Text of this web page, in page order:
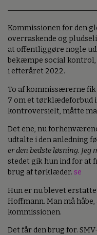
Kommissionen for den
overraskende og
at offentliggøre nogle
bekæmpe social kontrol,
i efteråret 2022.
To af kommissærerne fik
7 om et tørklædeforbud
kontroversielt, måtte
Det ene, nu
udtalte i den anledning
er den bedste løsning. Jeg
stedet gik hun ind for at
brug af tørklæder. se
Hun er nu blevet
Hoffmann. Man må
kommissionen.
Det får den brug for.